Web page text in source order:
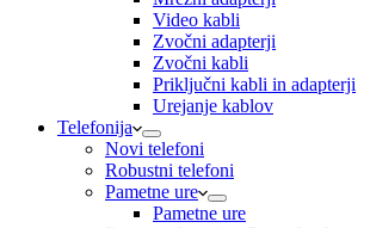
Video kabli
Zvočni adapterji
Zvočni kabli
Priključni kabli in adapterji
Urejanje kablov
Telefonija
Novi telefoni
Robustni telefoni
Pametne ure
Pametne ure